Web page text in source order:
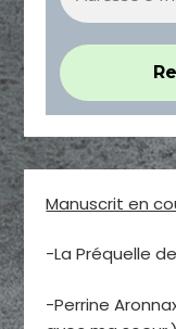
Manuscrit en
-La Préquelle
-Perrine